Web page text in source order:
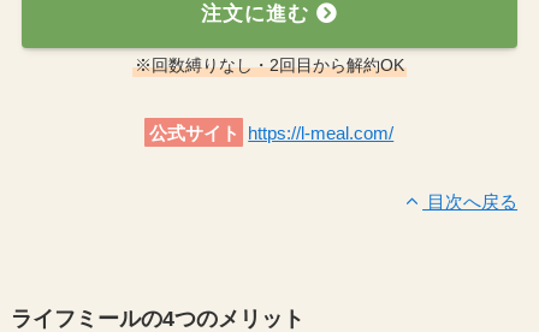
注文に進む
※回数縛りなし・2回目から解約OK
公式サイト https://l-meal.com/
目次へ戻る
ライフミールの4つのメリット